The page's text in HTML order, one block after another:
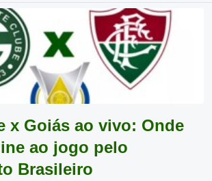
x Goiás ao vivo: Onde
ao jogo pelo
Brasileiro